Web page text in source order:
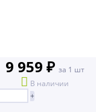
9 959 ₽ за 1 шт
В наличии
+